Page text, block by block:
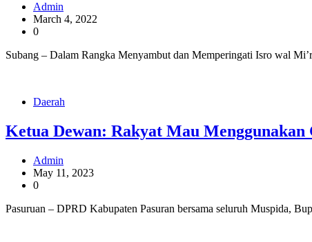
Admin
March 4, 2022
0
Subang – Dalam Rangka Menyambut dan Memperingati Isro wal
Daerah
Ketua Dewan: Rakyat Mau
Admin
May 11, 2023
0
Pasuruan – DPRD Kabupaten Pasuran bersama seluruh Muspida,